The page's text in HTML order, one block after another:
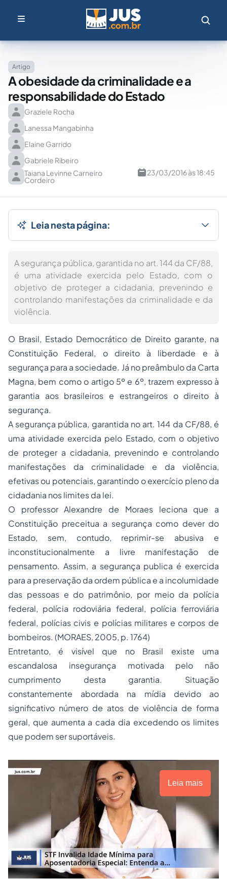
Artigo
A obesidade da criminalidade e a
responsabilidade do Estado
Graziele Rocha
Lanessa Mangabinha
Elaine Garrido
Gabriele Ribeiro
Taiana Levinne Carneiro
Cordeiro
23/03/2016 às 18:45
Leia nesta página:
A segurança pública, garantida no art. 144 da CF/88,
é uma atividade exercida pelo Estado, com o
objetivo de proteger a cidadania, prevenindo e
controlando manifestações da criminalidade e da
violência.
O Brasil, Estado Democrático de Direito garante, na
Constituição Federal, o direito à liberdade e à
segurança para a sociedade. Já no preâmbulo da Carta
Magna, bem como o artigo 5º e 6º, trazem expresso à
garantia aos brasileiros e estrangeiros o direito à
segurança.
A segurança pública, garantida no art. 144 da CF/88, é
uma atividade exercida pelo Estado, com o objetivo
de proteger a cidadania, prevenindo e controlando
manifestações da criminalidade e da violência,
efetivas ou potenciais, garantindo o exercício pleno da
cidadania nos limites da lei.
O professor Alexandre de Moraes leciona que a
Constituição preceitua a segurança como dever do
Estado, sem, contudo, reprimir-se abusiva e
inconstitucionalmente a livre manifestação de
pensamento. Assim, a segurança publica é exercida
para a preservação da ordem pública e a incolumidade
das pessoas e do patrimônio, por meio da polícia
federal, polícia rodoviária federal, polícia ferroviária
federal, polícias civis e polícias militares e corpos de
bombeiros. (MORAES, 2005, p. 1764)
Entretanto, é visível que no Brasil existe uma
escandalosa insegurança motivada pelo não
cumprimento desta garantia. Situação
constantemente abordada na mídia devido ao
significativo número de atos de violência de forma
geral, que aumenta a cada dia excedendo os limites
que podem ser suportáveis.
Leia mais